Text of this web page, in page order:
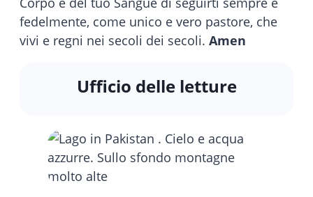
fedelmente, come unico e vero pastore, che
vivi e regni nei secoli dei secoli. Amen
Ufficio delle letture